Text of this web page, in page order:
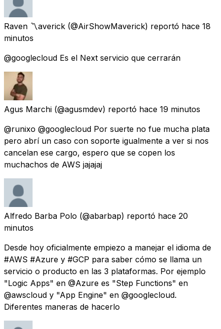
Raven 〽️averick (@AirShowMaverick) reportó hace 18
minutos
@googlecloud Es el Next servicio que cerrarán
Agus Marchi (@agusmdev) reportó hace 19 minutos
@runixo @googlecloud Por suerte no fue mucha plata
pero abrí un caso con soporte igualmente a ver si nos
cancelan ese cargo, espero que se copen los
muchachos de AWS jajajaj
Alfredo Barba Polo (@abarbap) reportó hace 20
minutos
Desde hoy oficialmente empiezo a manejar el idioma de
#AWS #Azure y #GCP para saber cómo se llama un
servicio o producto en las 3 plataformas. Por ejemplo
"Logic Apps" en @Azure es "Step Functions" en
@awscloud y "App Engine" en @googlecloud.
Diferentes maneras de hacerlo